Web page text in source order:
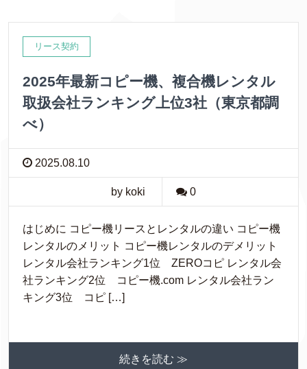
リース契約
2025年最新コピー機、複合機レンタル
取扱会社ランキング上位3社（東京都調
べ）
2025.08.10
by koki 0
はじめに コピー機リースとレンタルの違い コピー機
レンタルのメリット コピー機レンタルのデメリット
レンタル会社ランキング1位 ZEROコピ レンタル会
社ランキング2位 コピー機.com レンタル会社ラン
キング3位 コピ […]
続きを読む ≫